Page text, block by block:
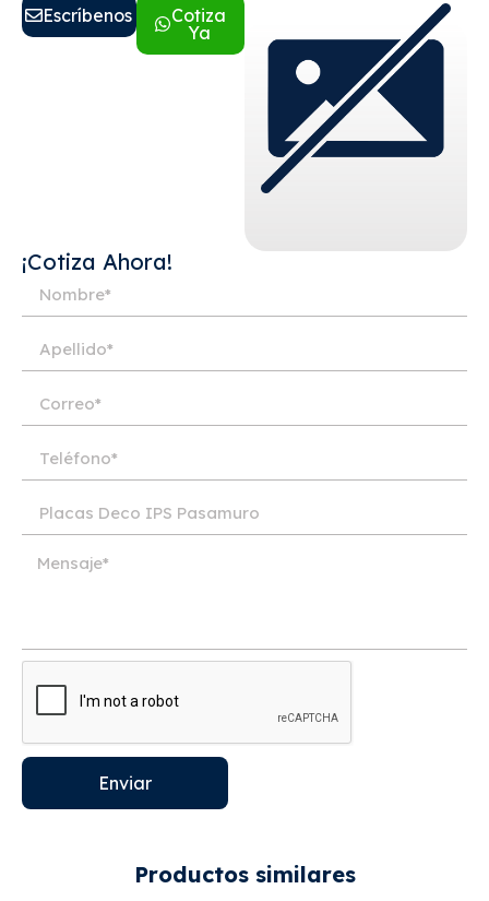
Escríbenos
Cotiza
Ya
¡Cotiza Ahora!
Enviar
Productos similares